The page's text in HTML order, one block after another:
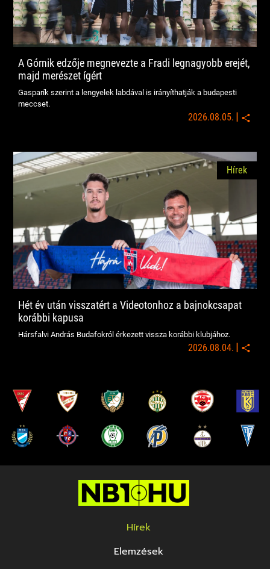
A Górnik edzője megnevezte a Fradi legnagyobb erejét,
majd merészet ígért
Gasparík szerint a lengyelek labdával is irányíthatják a budapesti
meccset.
2026.08.05. |
Hírek
Hét év után visszatért a Videotonhoz a bajnokcsapat
korábbi kapusa
Hársfalvi András Budafokról érkezett vissza korábbi klubjához.
2026.08.04. |
Hírek
Elemzések